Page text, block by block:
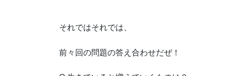
それではそれでは、
前々回の問題の答え合わせだぜ！